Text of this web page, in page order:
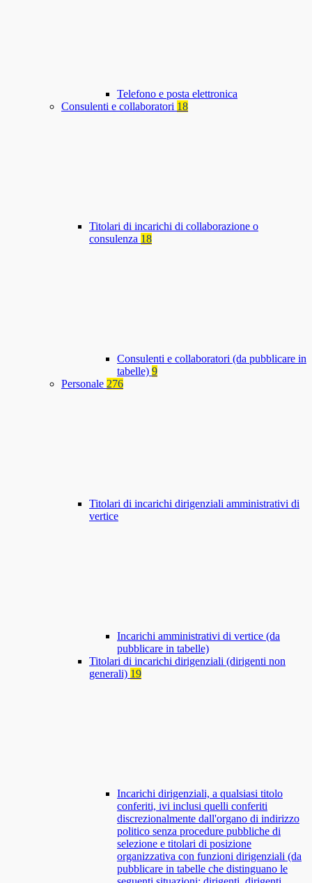
Telefono e posta elettronica
Consulenti e collaboratori 18
Titolari di incarichi di collaborazione o
consulenza 18
Consulenti e collaboratori (da pubblicare in
tabelle) 9
Personale 276
Titolari di incarichi dirigenziali amministrativi di
vertice
Incarichi amministrativi di vertice (da
pubblicare in tabelle)
Titolari di incarichi dirigenziali (dirigenti non
generali) 19
Incarichi dirigenziali, a qualsiasi titolo
conferiti, ivi inclusi quelli conferiti
discrezionalmente dall'organo di indirizzo
politico senza procedure pubbliche di
selezione e titolari di posizione
organizzativa con funzioni dirigenziali (da
pubblicare in tabelle che distinguano le